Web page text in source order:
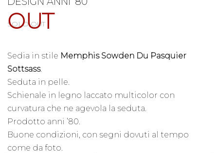
OUT
SOLD OUT
Sedia in stile Memphis Sowden Du Pasquier
Sottsass.
Seduta in pelle.
Schienale in legno laccato multicolor con
curvatura che ne agevola la seduta.
Prodotto anni ’80.
Buone condizioni, con segni dovuti al tempo
come da foto.